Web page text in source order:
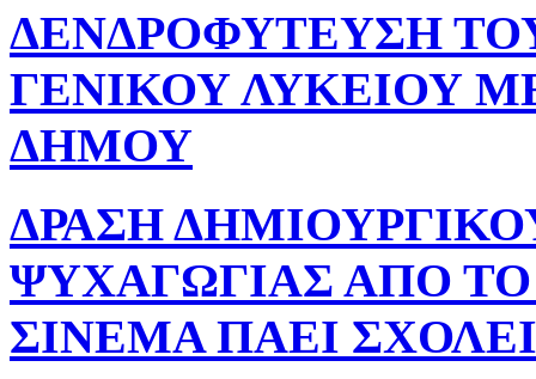
ΔΕΝΔΡΟΦΥΤΕΥΣΗ
ΓΕΝΙΚΟΥ ΛΥΚΕΙΟΥ
ΔΗΜΟΥ
ΔΡΑΣΗ
ΨΥΧΑΓΩΓΙΑΣ ΑΠΟ
ΣΙΝΕΜΑ ΠΑΕΙ